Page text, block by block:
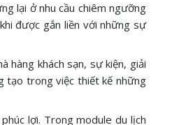
lại ở nhu cầu chiêm ngưỡng
được gắn liền với những sự
hàng khách sạn, sự kiện, giải
tạo trong việc thiết kế những
lợi. Trong module du lịch